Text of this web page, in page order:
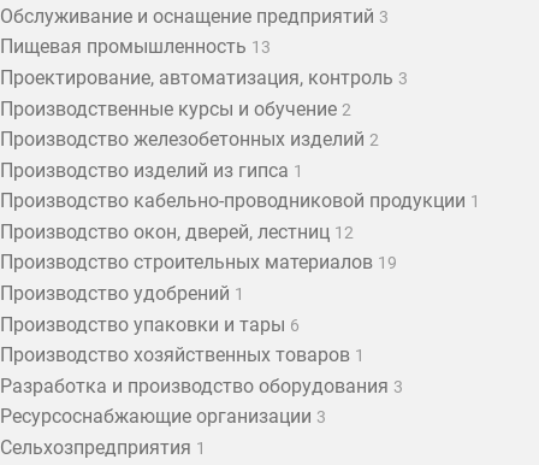
Обслуживание и оснащение предприятий 3
Пищевая промышленность 13
Проектирование, автоматизация, контроль 3
Производственные курсы и обучение 2
Производство железобетонных изделий 2
Производство изделий из гипса 1
Производство кабельно-проводниковой продукции 1
Производство окон, дверей, лестниц 12
Производство строительных материалов 19
Производство удобрений 1
Производство упаковки и тары 6
Производство хозяйственных товаров 1
Разработка и производство оборудования 3
Ресурсоснабжающие организации 3
Сельхозпредприятия 1